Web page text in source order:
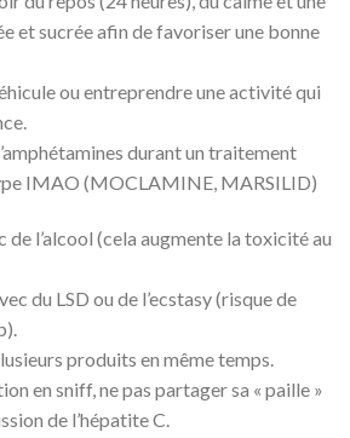
et sucrée afin de favoriser une bonne
ou entreprendre une activité qui
durant un traitement
IMAO (MOCLAMINE, MARSILID)
de l’alcool (cela augmente la toxicité au
du LSD ou de l’ecstasy (risque de
produits en même temps.
en sniff, ne pas partager sa « paille »
de l’hépatite C.